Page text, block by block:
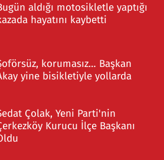
aldığı motosikletle yaptığı
hayatını kaybetti
korumasız… Başkan
yine bisikletiyle yollarda
Çolak, Yeni Parti'nin
Kurucu İlçe Başkanı